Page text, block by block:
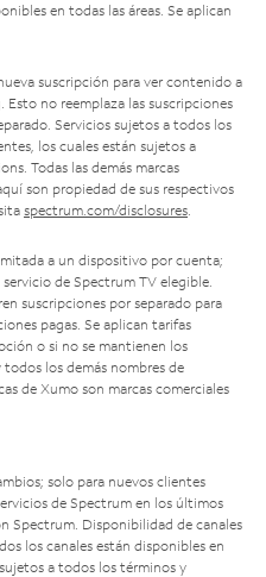
en todas las áreas. Se aplican
suscripción para ver contenido a
no reemplaza las suscripciones
Servicios sujetos a todos los
los cuales están sujetos a
Todas las demás marcas
son propiedad de sus respectivos
spectrum.com/disclosures.
a un dispositivo por cuenta;
de Spectrum TV elegible.
suscripciones por separado para
pagas. Se aplican tarifas
o si no se mantienen los
los demás nombres de
de Xumo son marcas comerciales
solo para nuevos clientes
de Spectrum en los últimos
Spectrum. Disponibilidad de canales
los canales están disponibles en
a todos los términos y